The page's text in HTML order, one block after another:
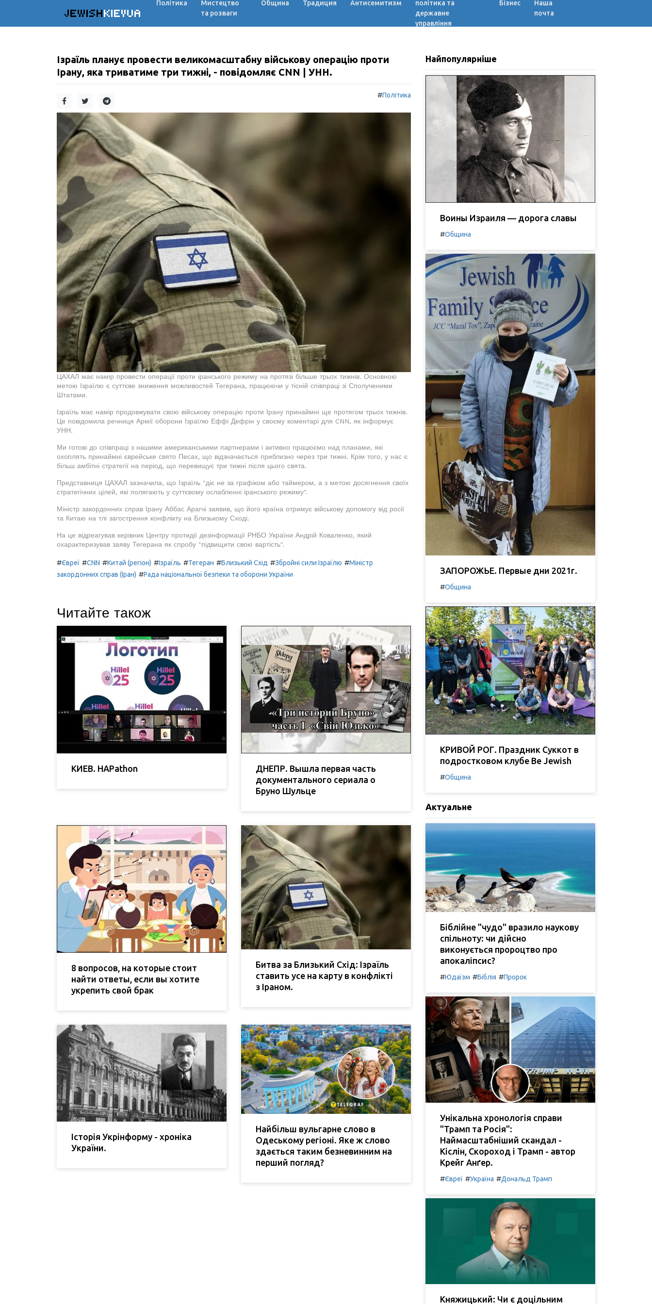
JEWISHKIEVUA
Політика
Мистецтво
та розваги
Община Традиция Антисемитизм
політика та
державне
управління
Бізнес
Наша
почта
Ізраїль планує провести великомасштабну військову операцію проти
Ірану, яка триватиме три тижні, - повідомляє CNN | УНН.
#Політика
ЦАХАЛ має намір провести операції проти іранського режиму на протязі більше трьох тижнів. Основною
метою Ізраїлю є суттєве зниження можливостей Тегерана, працюючи у тісній співпраці зі Сполученими
Штатами.
Ізраїль має намір продовжувати свою військову операцію проти Ірану принаймні ще протягом трьох тижнів.
Це повідомила речниця Армії оборони Ізраїлю Еффі Дефрін у своєму коментарі для CNN, як інформує
УНН.
Ми готові до співпраці з нашими американськими партнерами і активно працюємо над планами, які
охоплять принаймні єврейське свято Песах, що відзначається приблизно через три тижні. Крім того, у нас є
більш амбітні стратегії на період, що перевищує три тижні після цього свята.
Представниця ЦАХАЛ зазначила, що Ізраїль "діє не за графіком або таймером, а з метою досягнення своїх
стратегічних цілей, які полягають у суттєвому ослабленні іранського режиму".
Міністр закордонних справ Ірану Аббас Арагчі заявив, що його країна отримує військову допомогу від росії
та Китаю на тлі загострення конфлікту на Близькому Сході.
На це відреагував керівник Центру протидії дезінформації РНБО України Андрій Коваленко, який
охарактеризував заяву Тегерана як спробу "підвищити свою вартість".
#Євреї #CNN #Китай (регіон) #Ізраїль #Тегеран #Близький Схід #Збройні сили Ізраїлю #Міністр
закордонних справ (Іран) #Рада національної безпеки та оборони України
Читайте також
КИЕВ. HAPathon
ДНЕПР. Вышла первая часть
документального сериала о
Бруно Шульце
8 вопросов, на которые стоит
найти ответы, если вы хотите
укрепить свой брак
Битва за Близький Схід: Ізраїль
ставить усе на карту в конфлікті
з Іраном.
Історія Укрінформу - хроніка
України.
Найбільш вульгарне слово в
Одеському регіоні. Яке ж слово
здається таким безневинним на
перший погляд?
Найпопулярніше
Воины Израиля — дорога славы
#Община
ЗАПОРОЖЬЕ. Первые дни 2021г.
#Община
КРИВОЙ РОГ. Праздник Суккот в
подростковом клубе Be Jewish
#Община
Актуальне
Біблійне "чудо" вразило наукову
спільноту: чи дійсно
виконується пророцтво про
апокаліпсис?
#Юдаїзм #Біблія #Пророк
Унікальна хронологія справи
"Трамп та Росія":
Наймасштабніший скандал -
Кіслін, Скороход і Трамп - автор
Крейг Анґер.
#Євреї #Україна #Дональд Трамп
Княжицький: Чи є доцільним